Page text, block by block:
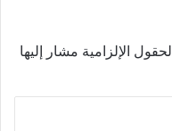
الحقول الإلزامية مشار إليها